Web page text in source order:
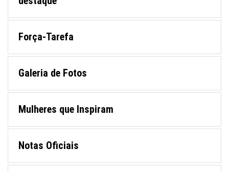
Força-Tarefa
Galeria de Fotos
Mulheres que Inspiram
Notas Oficiais